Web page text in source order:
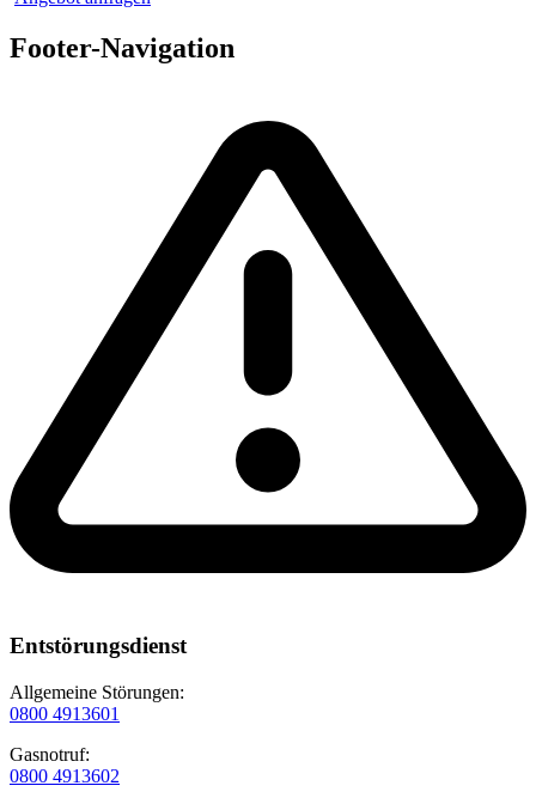
Footer-Navigation
Entstörungsdienst
Allgemeine Störungen:
0800 4913601
Gasnotruf:
0800 4913602